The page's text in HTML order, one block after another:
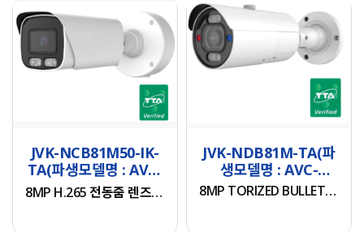
· Wiper Support
· 3D DNR, HDR, Defog,
MD, Privacy, AWB
간 컬러/이벤트 경보기
능)
• 화이트LED 최대30M,
IR 가시거리 최대 35M
• 펌웨어 버전 :
V30.85.8.2.3.4_250106
JVK-NCB81M50-IK-
TA(파생모델명 : AVC-
NCB81M50-IK-TA)8MP H.265 전동줌 렌즈 뷸렛 네트워크 카메라
8MP H.265 전동줌 렌즈 뷸렛 네트워크 카메라
3840x2160
• 렌즈 : 5-50mm 전동
줌
JVK-NDB81M-TA(파
생모델명 : AVC-
NDB81M-TA)
8MP TORIZED BULLET NETWORK CAMERA
8MP TORIZED BULLET NETWORK CAMERA
H.265+/H.264+/MJPEG
3840x2160
• Full Color I Active
Deterrence Camera